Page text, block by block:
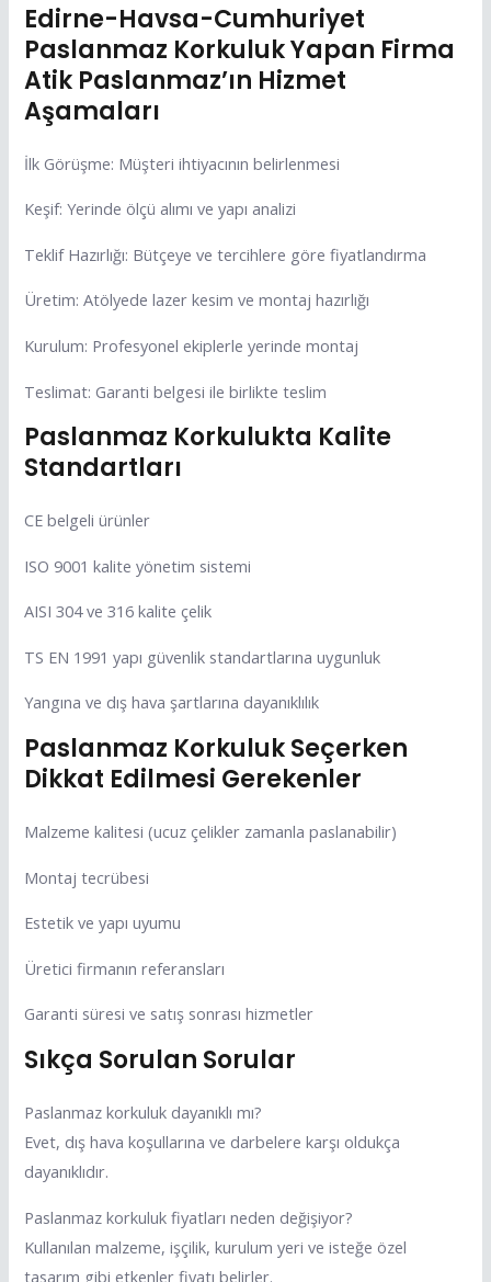
Edirne-Havsa-Cumhuriyet
Paslanmaz Korkuluk Yapan Firma
Atik Paslanmaz’ın Hizmet
Aşamaları
İlk Görüşme: Müşteri ihtiyacının belirlenmesi
Keşif: Yerinde ölçü alımı ve yapı analizi
Teklif Hazırlığı: Bütçeye ve tercihlere göre fiyatlandırma
Üretim: Atölyede lazer kesim ve montaj hazırlığı
Kurulum: Profesyonel ekiplerle yerinde montaj
Teslimat: Garanti belgesi ile birlikte teslim
Paslanmaz Korkulukta Kalite
Standartları
CE belgeli ürünler
ISO 9001 kalite yönetim sistemi
AISI 304 ve 316 kalite çelik
TS EN 1991 yapı güvenlik standartlarına uygunluk
Yangına ve dış hava şartlarına dayanıklılık
Paslanmaz Korkuluk Seçerken
Dikkat Edilmesi Gerekenler
Malzeme kalitesi (ucuz çelikler zamanla paslanabilir)
Montaj tecrübesi
Estetik ve yapı uyumu
Üretici firmanın referansları
Garanti süresi ve satış sonrası hizmetler
Sıkça Sorulan Sorular
Paslanmaz korkuluk dayanıklı mı?
Evet, dış hava koşullarına ve darbelere karşı oldukça
dayanıklıdır.
Paslanmaz korkuluk fiyatları neden değişiyor?
Kullanılan malzeme, işçilik, kurulum yeri ve isteğe özel
tasarım gibi etkenler fiyatı belirler.